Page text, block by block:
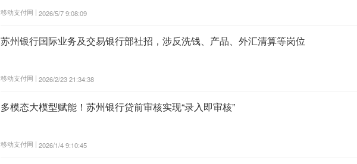
移动支付网 | 2026/5/7 9:08:09
苏州银行国际业务及交易银行部社招，涉反洗钱、产品、外汇清算等岗位
移动支付网 | 2026/2/23 21:34:38
多模态大模型赋能！苏州银行贷前审核实现“录入即审核”
移动支付网 | 2026/1/4 9:10:45